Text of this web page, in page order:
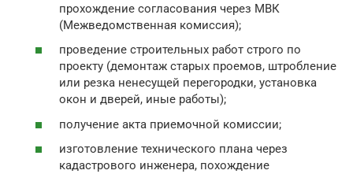
прохождение согласования через МВК
(Межведомственная комиссия);
проведение строительных работ строго по
проекту (демонтаж старых проемов, штробление
или резка ненесущей перегородки, установка
окон и дверей, иные работы);
получение акта приемочной комиссии;
изготовление технического плана через
кадастрового инженера, похождение